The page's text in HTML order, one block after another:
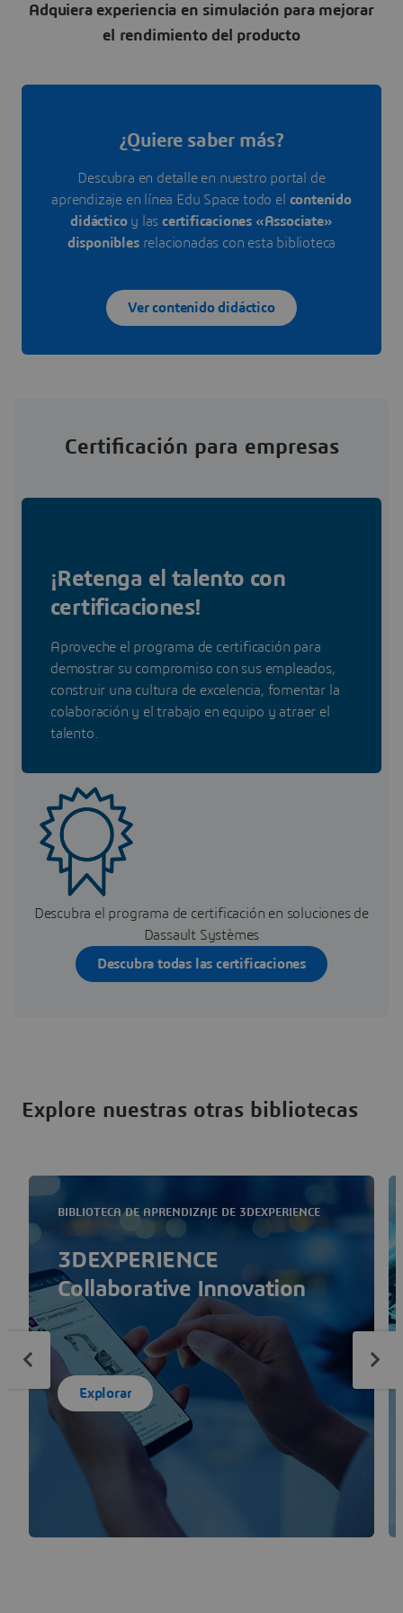
Adquiera experiencia en simulación para mejorar
el rendimiento del producto
¿Quiere saber más?
Descubra en detalle en nuestro portal de
aprendizaje en línea Edu Space todo el contenido
didácticoy lascertificaciones «Associate»
disponiblesrelacionadas con esta biblioteca
Ver contenido didáctico
Certificación para empresas
¡Retenga el talento con
certificaciones!
Aproveche el programa de certificación para
demostrar su compromiso con sus empleados,
construir una cultura de excelencia, fomentar la
colaboración y el trabajo en equipo y atraer el
talento.
Descubra el programa de certificación en soluciones de
Dassault Systèmes
Descubra todas las certificaciones
Explore nuestras otras bibliotecas
BIBLIOTECA DE APRENDIZAJE DE 3DEXPERIENCE
3DEXPERIENCE
Collaborative Innovation
Explorar